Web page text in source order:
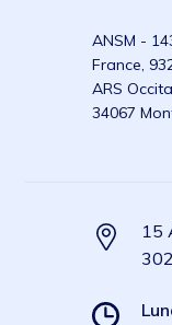
ANSM -
France,
ARS
34067
15